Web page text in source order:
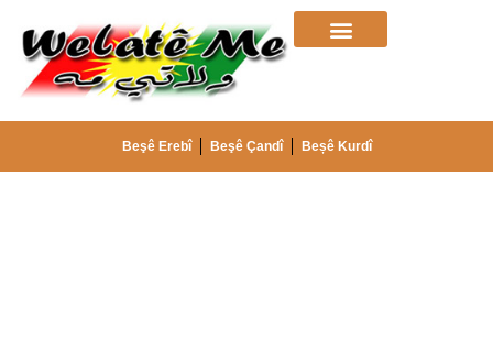
Beşê Erebî Beşê Çandî Beșê Kurdî